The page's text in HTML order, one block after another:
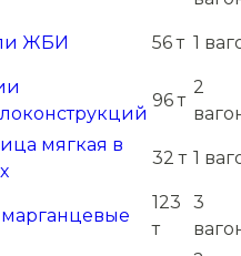
ЖБИ 56 т 1
96 т
2
мягкая в
32 т 1
123
т
3